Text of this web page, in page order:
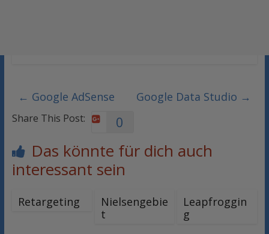
← Google AdSense Google Data Studio →
Share This Post: 0
Das könnte für dich auch
interessant sein
Retargeting
Nielsengebie
t
Leapfroggin
g